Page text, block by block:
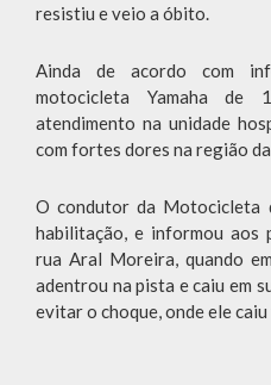
resistiu e veio a óbito.
Ainda de acordo com
motocicleta Yamaha de
atendimento na unidade
com fortes dores na região
O condutor da Motocicleta
habilitação, e informou aos
rua Aral Moreira, quando
adentrou na pista e caiu em
evitar o choque, onde ele